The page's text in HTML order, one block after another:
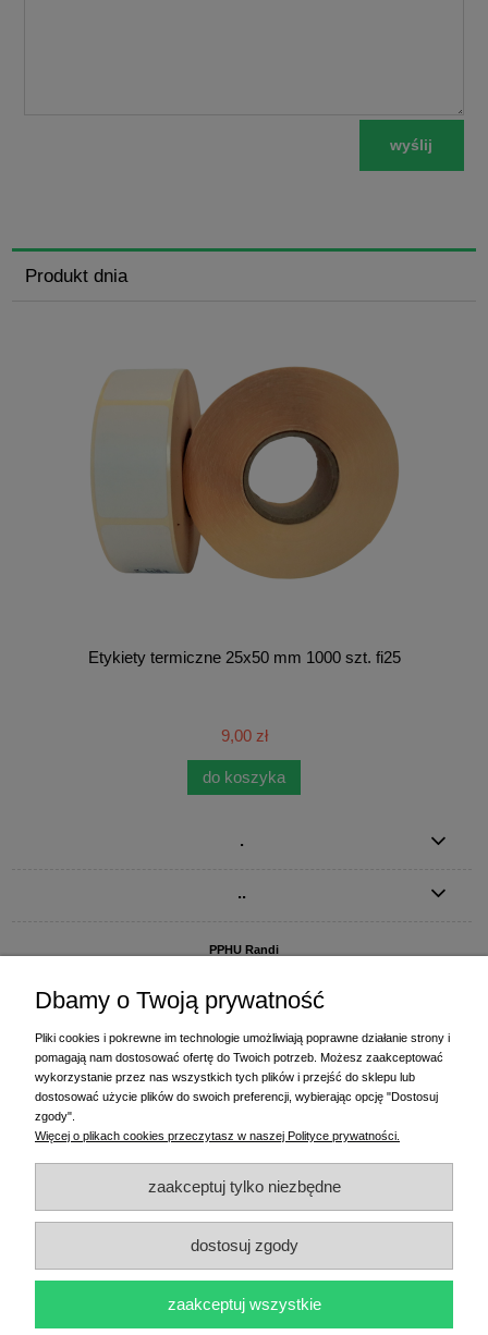
wyślij
Produkt dnia
Etykiety termiczne 25x50 mm 1000 szt. fi25
9,00 zł
do koszyka
.
..
PPHU Randi
ul. Starogardzka 77 (wjazd od ul. Plażowej)
+48 58 770 31 80
- centrala
+48 58 770 31 83- wyceny i drukowanie etykiet
- Krzysztof - drukowanie etykiet,
(+48) 602 794 901- Sebastian - wyceny i doradztwo techniczne,biuro@randi.pl
Dbamy o Twoją prywatność
Pliki cookies i pokrewne im technologie umożliwiają poprawne działanie strony i
pomagają nam dostosować ofertę do Twoich potrzeb. Możesz zaakceptować
wykorzystanie przez nas wszystkich tych plików i przejść do sklepu lub
dostosować użycie plików do swoich preferencji, wybierając opcję "Dostosuj
zgody".
Więcej o plikach cookies przeczytasz w naszej Polityce prywatności.
zaakceptuj tylko niezbędne
dostosuj zgody
zaakceptuj wszystkie